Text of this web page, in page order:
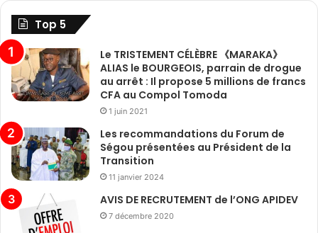
Top 5
Le TRISTEMENT CÉLÈBRE 《MARAKA》
ALIAS le BOURGEOIS, parrain de drogue
au arrêt : Il propose 5 millions de francs
CFA au Compol Tomoda
1 juin 2021
Les recommandations du Forum de
Ségou présentées au Président de la
Transition
11 janvier 2024
AVIS DE RECRUTEMENT de l’ONG APIDEV
7 décembre 2020